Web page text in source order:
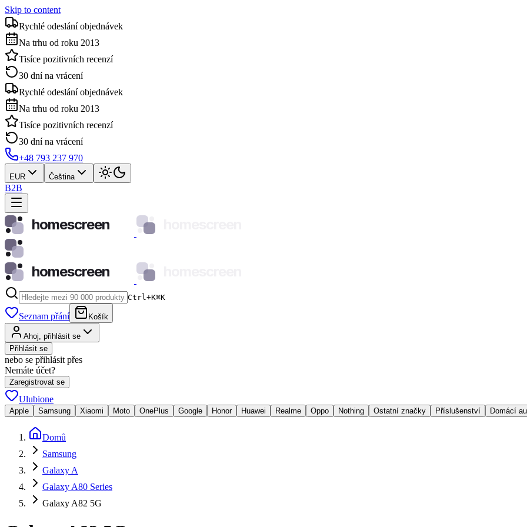
Skip to content
Rychlé odeslání objednávek
Na trhu od roku 2013
Tisíce pozitivních recenzí
30 dní na vrácení
Rychlé odeslání objednávek
Na trhu od roku 2013
Tisíce pozitivních recenzí
30 dní na vrácení
+48 793 237 970
EUR Čeština
B2B
homescreen
homescreen
Ctrl+K⌘K
Seznam přání Košík
Ahoj, přihlásit se
Přihlásit se
nebo se přihlásit přes
Nemáte účet?
Zaregistrovat se
Ulubione
Apple Samsung Xiaomi Moto OnePlus Google Honor Huawei Realme Oppo Nothing Ostatní značky Příslušenství Domácí
Domů
Samsung
Galaxy A
Galaxy A80 Series
Galaxy A82 5G